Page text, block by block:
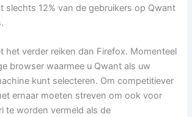
slechts 12% van de gebruikers op Qwant
het verder reiken dan Firefox. Momenteel
browser waarmee u Qwant als uw
kunt selecteren. Om competitiever
ernaar moeten streven om ook voor
te worden vermeld als de